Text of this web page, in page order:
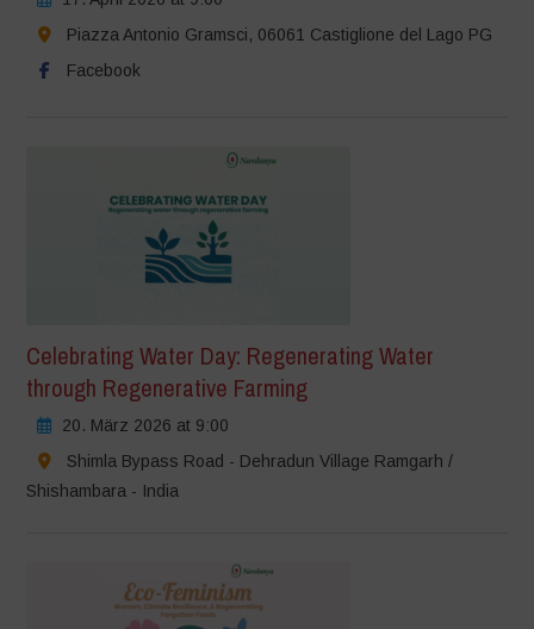
Piazza Antonio Gramsci, 06061 Castiglione del Lago PG
Facebook
Celebrating Water Day: Regenerating Water
through Regenerative Farming
20. März 2026 at 9:00
Shimla Bypass Road - Dehradun Village Ramgarh /
Shishambara - India